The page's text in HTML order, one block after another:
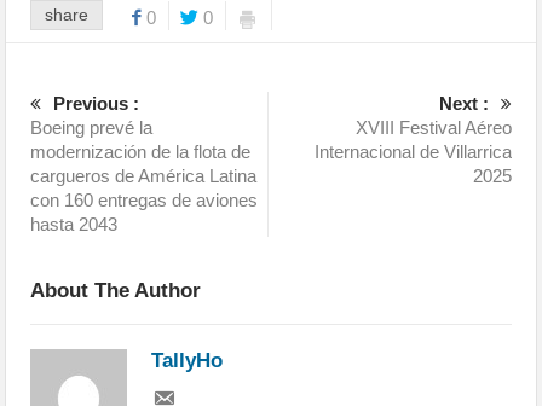
share 0 0
Previous :
Boeing prevé la
modernización de la flota de
cargueros de América Latina
con 160 entregas de aviones
hasta 2043
Next :
XVIII Festival Aéreo
Internacional de Villarrica
2025
About The Author
TallyHo